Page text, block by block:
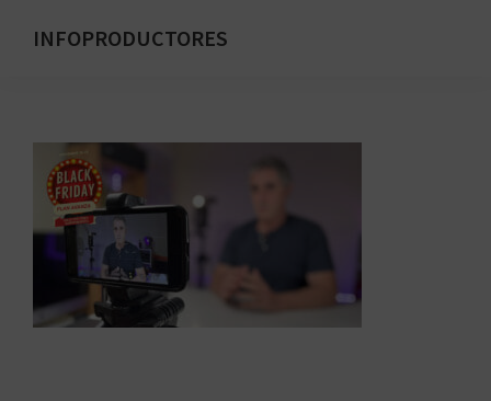
INFOPRODUCTORES
digitales